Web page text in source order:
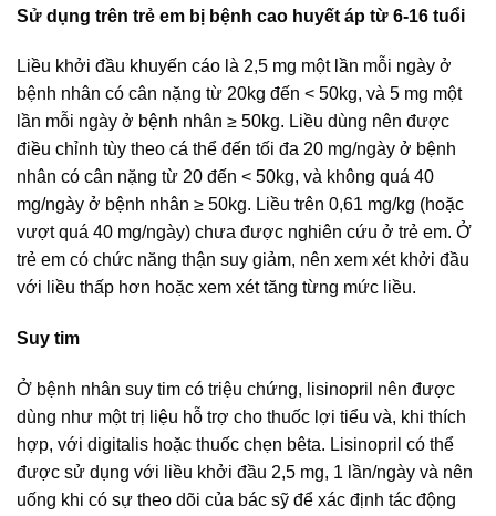
Sử dụng trên trẻ em bị bệnh cao huyết áp từ 6-16 tuổi
Liều khởi đầu khuyến cáo là 2,5 mg một lần mỗi ngày ở
bệnh nhân có cân nặng từ 20kg đến < 50kg, và 5 mg một
lần mỗi ngày ở bệnh nhân ≥ 50kg. Liều dùng nên được
điều chỉnh tùy theo cá thể đến tối đa 20 mg/ngày ở bệnh
nhân có cân nặng từ 20 đến < 50kg, và không quá 40
mg/ngày ở bệnh nhân ≥ 50kg. Liều trên 0,61 mg/kg (hoặc
vượt quá 40 mg/ngày) chưa được nghiên cứu ở trẻ em. Ở
trẻ em có chức năng thận suy giảm, nên xem xét khởi đầu
với liều thấp hơn hoặc xem xét tăng từng mức liều.
Suy tim
Ở bệnh nhân suy tim có triệu chứng, lisinopril nên được
dùng như một trị liệu hỗ trợ cho thuốc lợi tiểu và, khi thích
hợp, với digitalis hoặc thuốc chẹn bêta. Lisinopril có thể
được sử dụng với liều khởi đầu 2,5 mg, 1 lần/ngày và nên
uống khi có sự theo dõi của bác sỹ để xác định tác động